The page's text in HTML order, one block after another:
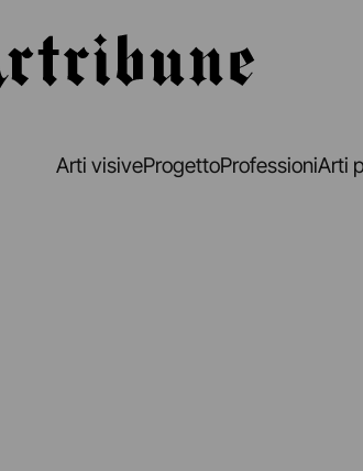
Arti visiveProgettoProfessioniArti